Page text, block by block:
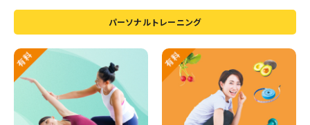
パーソナルトレーニング